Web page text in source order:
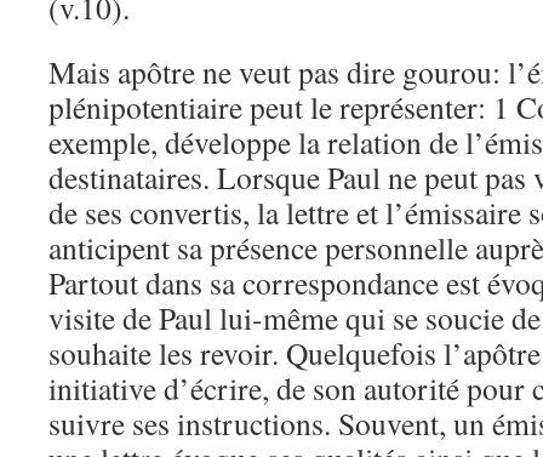
Mais apôtre ne veut pas dire gourou:
plénipotentiaire peut le représenter: 1
exemple, développe la relation de
destinataires. Lorsque Paul ne peut pas
de ses convertis, la lettre et l’émissaire
anticipent sa présence personnelle
Partout dans sa correspondance est
visite de Paul lui-même qui se soucie
souhaite les revoir. Quelquefois
initiative d’écrire, de son autorité pour
suivre ses instructions. Souvent, un